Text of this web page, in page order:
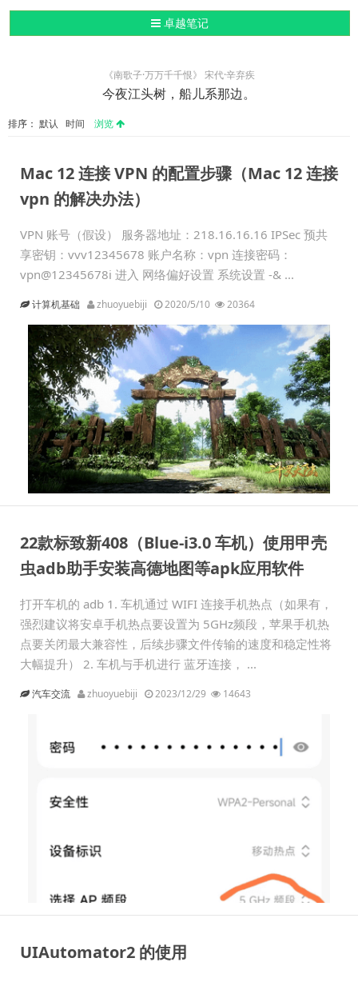
导航切换
卓越笔记
《南歌子·万万千千恨》 宋代·辛弃疾
今夜江头树，船儿系那边。
排序： 默认 时间 浏览
Mac 12 连接 VPN 的配置步骤（Mac 12 连接
vpn 的解决办法）
VPN 账号（假设） 服务器地址：218.16.16.16 IPSec 预共
享密钥：vvv12345678 账户名称：vpn 连接密码：
vpn@12345678i 进入 网络偏好设置 系统设置 -& ...
计算机基础 zhuoyuebiji 2020/5/10 20364
22款标致新408（Blue-i3.0 车机）使用甲壳
虫adb助手安装高德地图等apk应用软件
打开车机的 adb 1. 车机通过 WIFI 连接手机热点（如果有，
强烈建议将安卓手机热点要设置为 5GHz频段，苹果手机热
点要关闭最大兼容性，后续步骤文件传输的速度和稳定性将
大幅提升） 2. 车机与手机进行 蓝牙连接， ...
汽车交流 zhuoyuebiji 2023/12/29 14643
UIAutomator2 的使用